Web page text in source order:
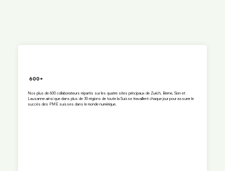
600+
Nos plus de 600 collaborateurs répartis sur les quatre sites principaux de Zurich, Berne, Sion et
Lausanne ainsi que dans plus de 30 régions de toute la Suisse travaillent chaque jour pour assurer le
succès des PME suisses dans le monde numérique.